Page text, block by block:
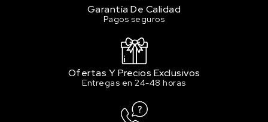
Garantía De Calidad
Pagos seguros
Ofertas Y Precios Exclusivos
Entregas en 24-48 horas